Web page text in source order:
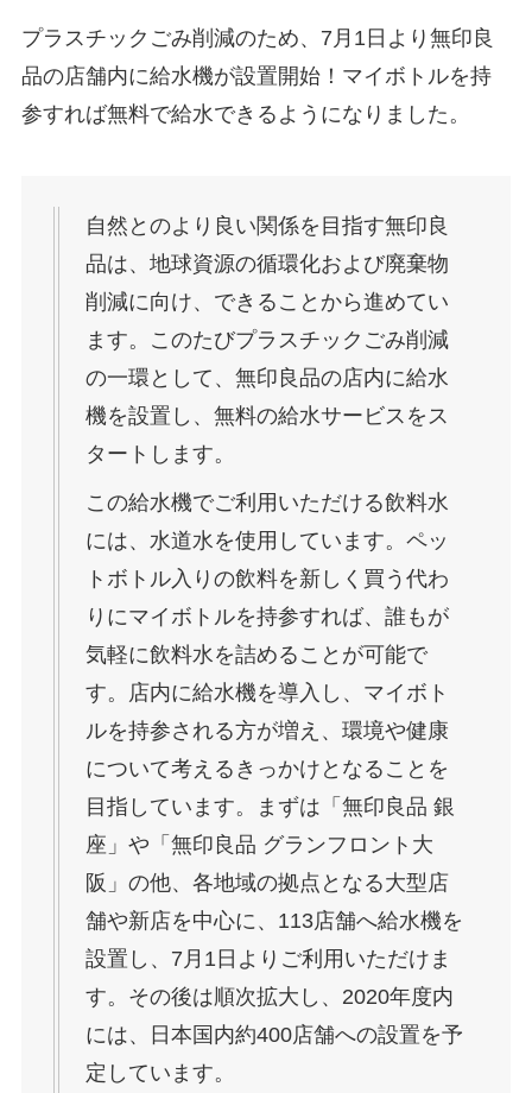
プラスチックごみ削減のため、7月1日より無印良
品の店舗内に給水機が設置開始！マイボトルを持
参すれば無料で給水できるようになりました。
自然とのより良い関係を目指す無印良
品は、地球資源の循環化および廃棄物
削減に向け、できることから進めてい
ます。このたびプラスチックごみ削減
の一環として、無印良品の店内に給水
機を設置し、無料の給水サービスをス
タートします。
この給水機でご利用いただける飲料水
には、水道水を使用しています。ペッ
トボトル入りの飲料を新しく買う代わ
りにマイボトルを持参すれば、誰もが
気軽に飲料水を詰めることが可能で
す。店内に給水機を導入し、マイボト
ルを持参される方が増え、環境や健康
について考えるきっかけとなることを
目指しています。まずは「無印良品 銀
座」や「無印良品 グランフロント大
阪」の他、各地域の拠点となる大型店
舗や新店を中心に、113店舗へ給水機を
設置し、7月1日よりご利用いただけま
す。その後は順次拡大し、2020年度内
には、日本国内約400店舗への設置を予
定しています。